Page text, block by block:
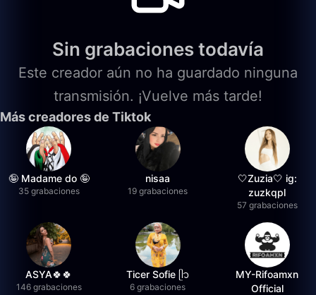
Sin grabaciones todavía
Este creador aún no ha guardado ninguna
transmisión. ¡Vuelve más tarde!
Más creadores de Tiktok
🤪 Madame do 🤪
35 grabaciones
nisaa
19 grabaciones
🤍Zuzia🤍 ig:
zuzkqpl
57 grabaciones
ASYA🍀🍀
146 grabaciones
Ticer Sofie ᥫ᭡
6 grabaciones
MY-Rifoamxn
Official